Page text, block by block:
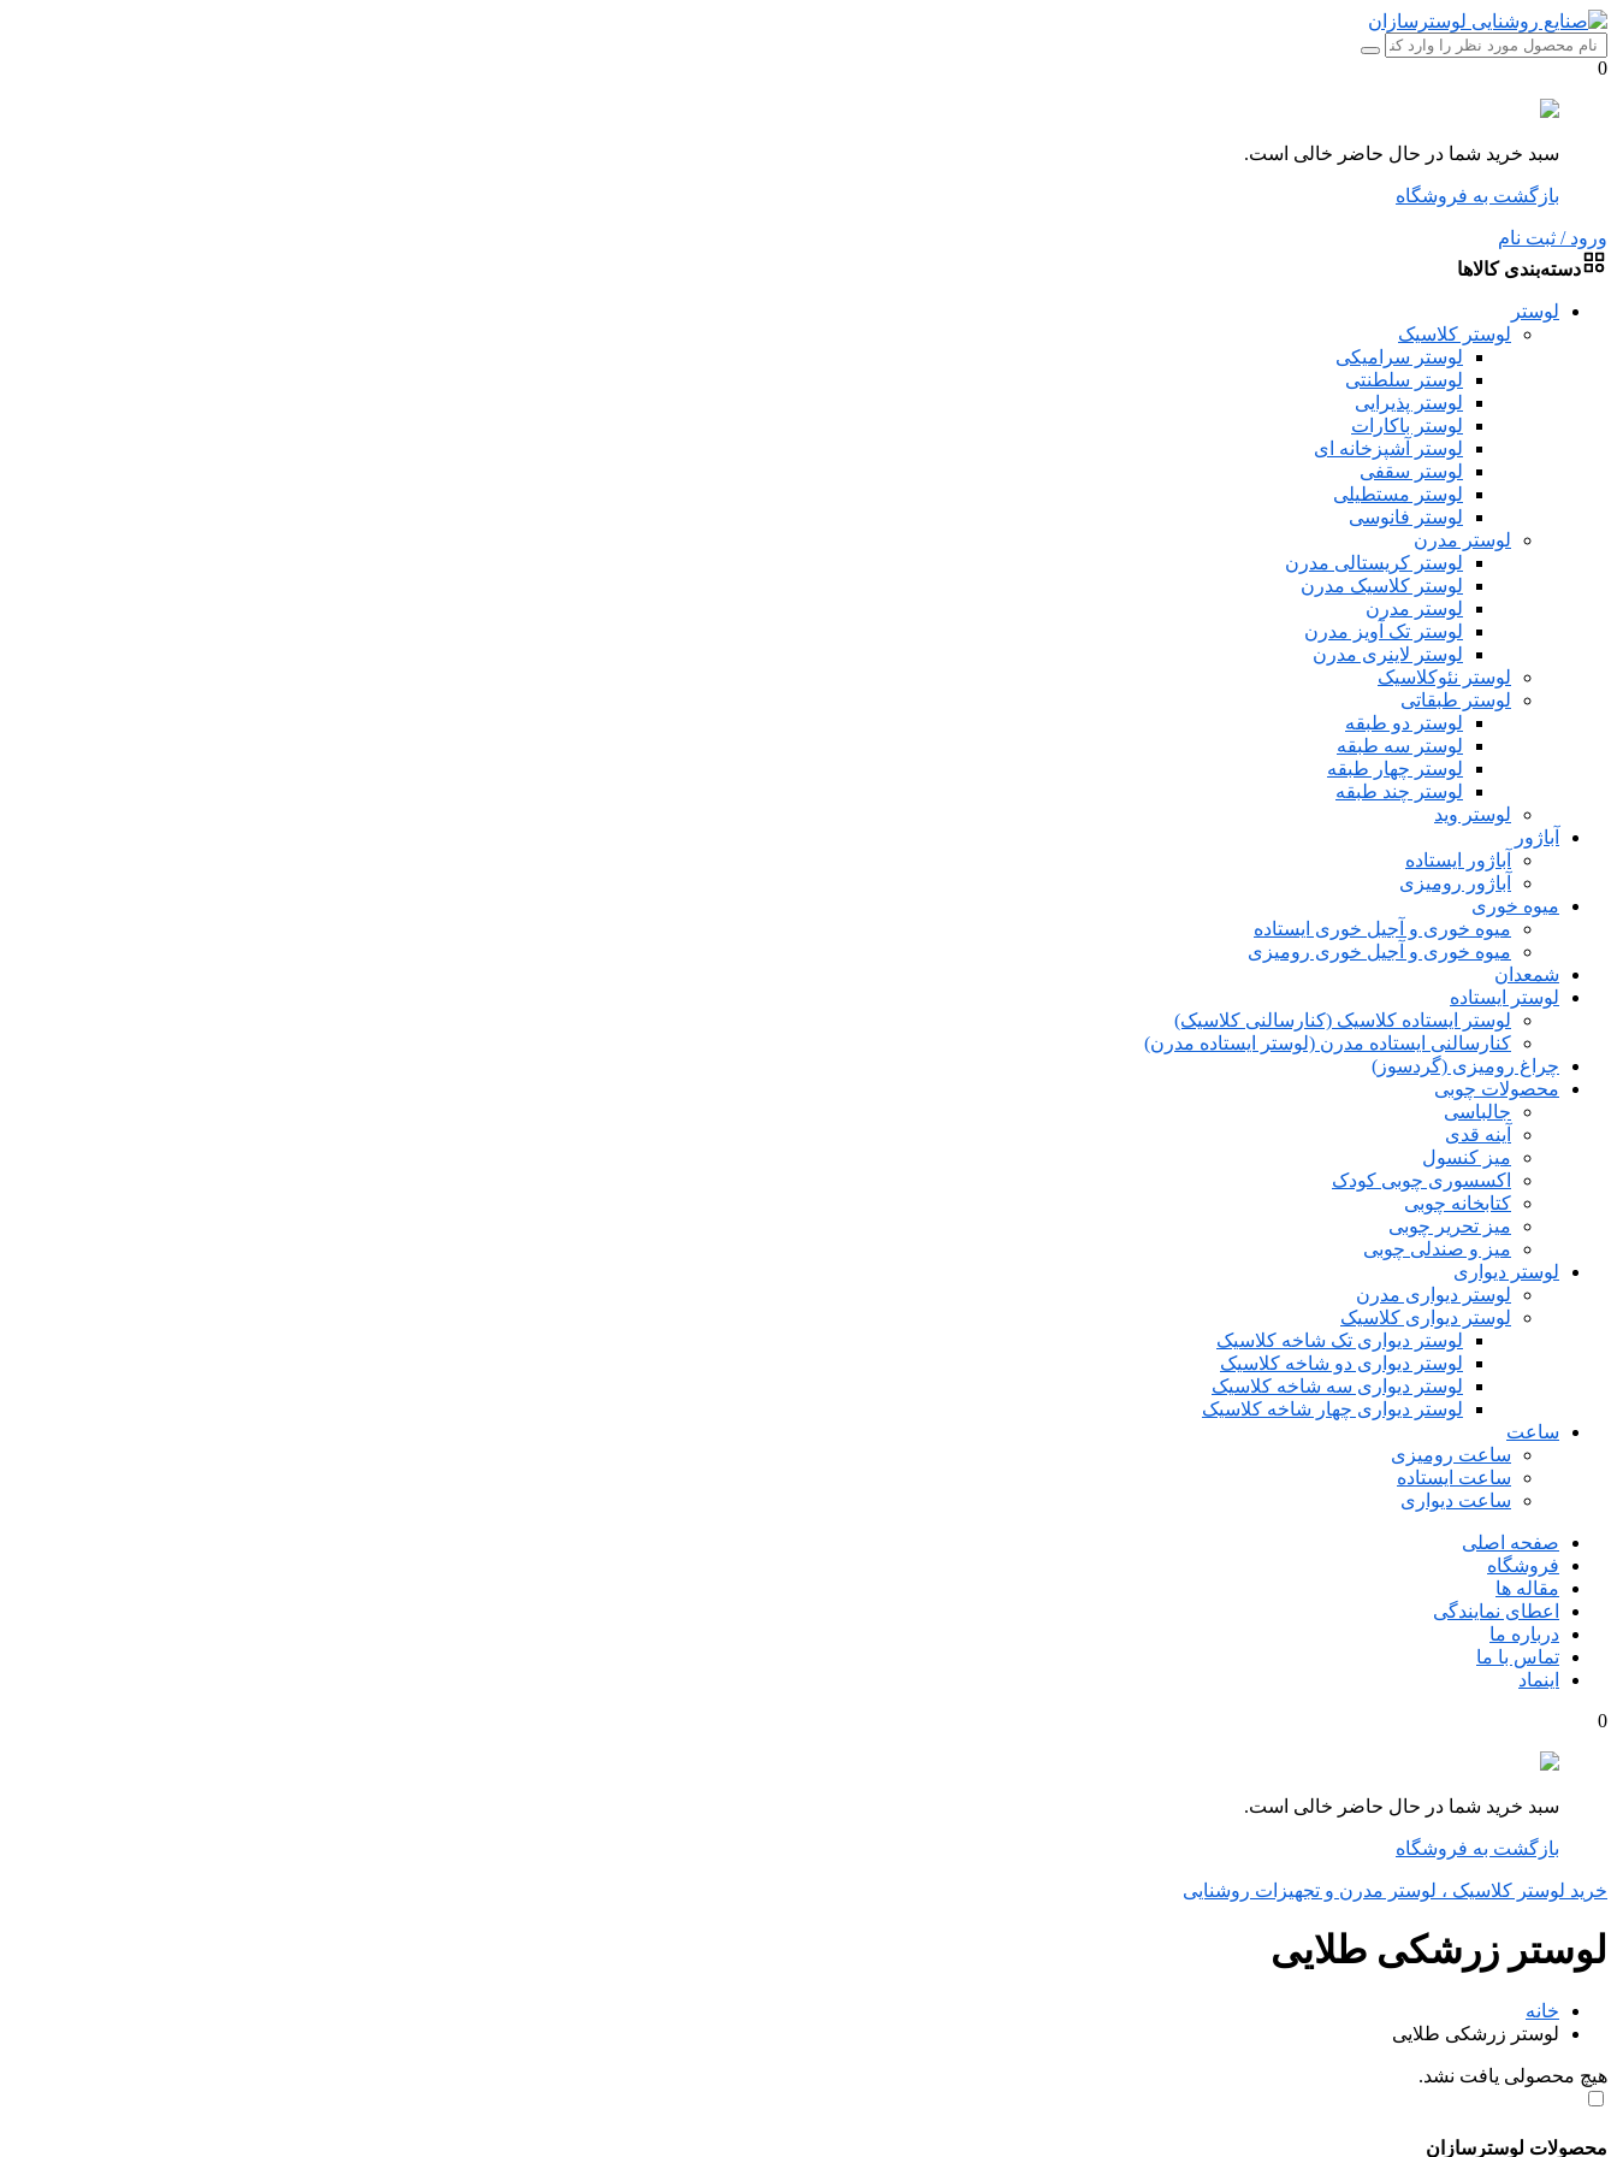
0
سبد خرید شما در حال حاضر خالی است.
بازگشت به فروشگاه
ورود / ثبت نام
دسته‌بندی کالاها
لوستر
لوستر کلاسیک
لوستر سرامیکی
لوستر سلطنتی
لوستر پذیرایی
لوستر باکارات
لوستر آشپزخانه ای
لوستر سقفی
لوستر مستطیلی
لوستر فانوسی
لوستر مدرن
لوستر کریستالی مدرن
لوستر کلاسیک مدرن
لوستر مدرن
لوستر تک آویز مدرن
لوستر لاینری مدرن
لوستر نئوکلاسیک
لوستر طبقاتی
لوستر دو طبقه
لوستر سه طبقه
لوستر چهار طبقه
لوستر چند طبقه
لوستر وید
آباژور
آباژور ایستاده
آباژور رومیزی
میوه خوری
میوه خوری و آجیل خوری ایستاده
میوه خوری و آجیل خوری رومیزی
شمعدان
لوستر ایستاده
لوستر ایستاده کلاسیک (کنارسالنی کلاسیک)
کنارسالنی ایستاده مدرن (لوستر ایستاده مدرن)
چراغ رومیزی (گردسوز)
محصولات چوبی
جالباسی
آینه قدی
میز کنسول
اکسسوری چوبی کودک
کتابخانه چوبی
میز تحریر چوبی
میز و صندلی چوبی
لوستر دیواری
لوستر دیواری مدرن
لوستر دیواری کلاسیک
لوستر دیواری تک شاخه کلاسیک
لوستر دیواری دو شاخه کلاسیک
لوستر دیواری سه شاخه کلاسیک
لوستر دیواری چهار شاخه کلاسیک
ساعت
ساعت رومیزی
ساعت ایستاده
ساعت دیواری
صفحه اصلی
فروشگاه
مقاله ها
اعطای نمایندگی
درباره ما
تماس با ما
اینماد
0
سبد خرید شما در حال حاضر خالی است.
بازگشت به فروشگاه
خرید لوستر کلاسیک ، لوستر مدرن و تجهیزات روشنایی
لوستر زرشکی طلایی
خانه
لوستر زرشکی طلایی
هیچ محصولی یافت نشد.
محصولات لوسترسازان